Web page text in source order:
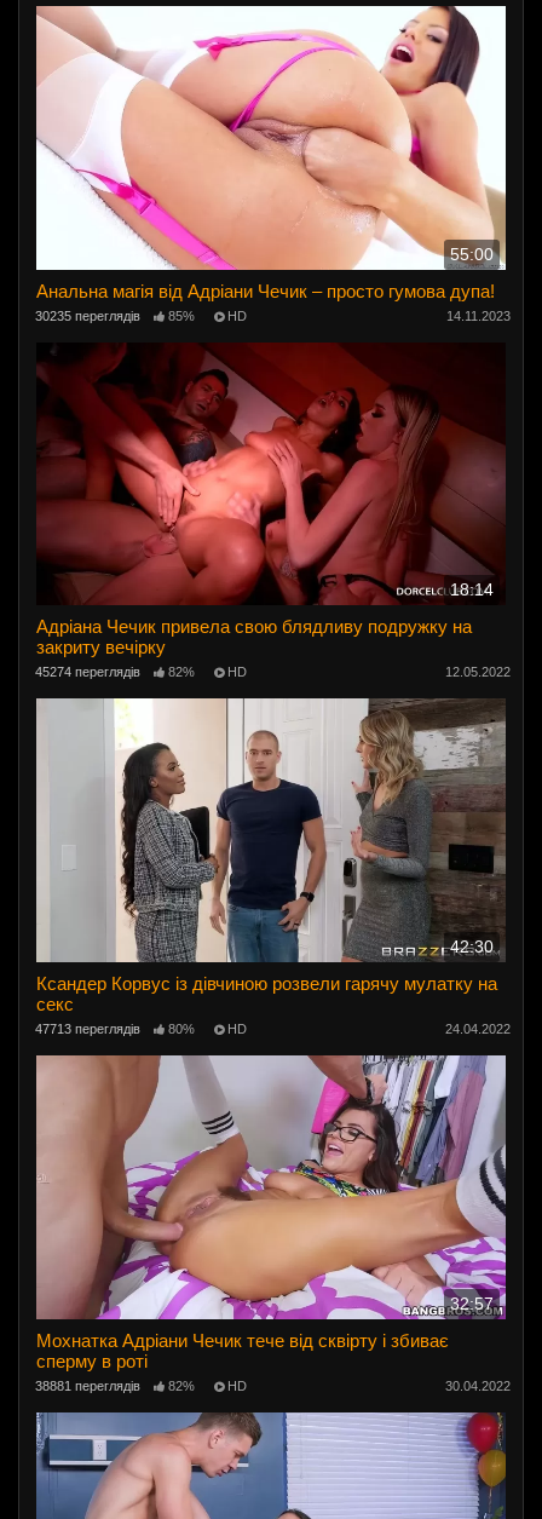
55:00
Анальна магія від Адріани Чечик – просто гумова дупа!
30235 переглядів 85% HD 14.11.2023
18:14
Адріана Чечик привела свою блядливу подружку на
закриту вечірку
45274 переглядів 82% HD 12.05.2022
42:30
Ксандер Корвус із дівчиною розвели гарячу мулатку на
секс
47713 переглядів 80% HD 24.04.2022
32:57
Мохнатка Адріани Чечик тече від сквірту і збиває
сперму в роті
38881 переглядів 82% HD 30.04.2022